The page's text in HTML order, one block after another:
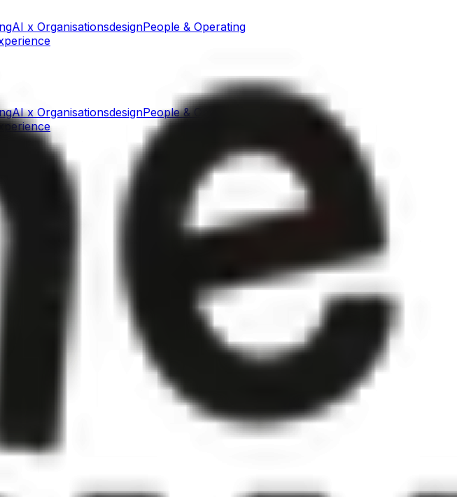
AI x OrganisationsdesignPeople & Operating
AI x OrganisationsdesignPeople & Operating